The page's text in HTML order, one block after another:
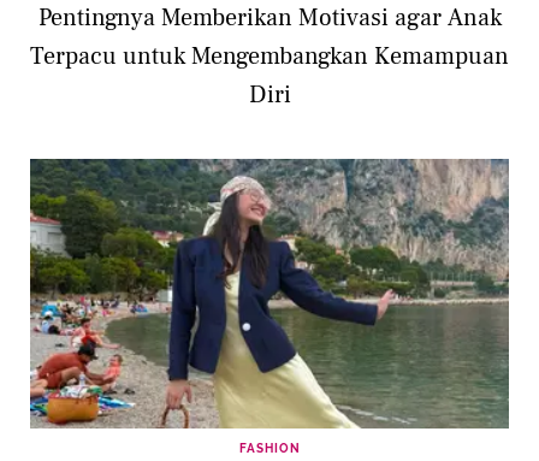
Pentingnya Memberikan Motivasi agar Anak
Terpacu untuk Mengembangkan Kemampuan
Diri
FASHION